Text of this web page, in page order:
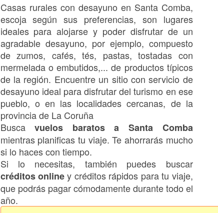
Casas rurales con desayuno en Santa Comba,
escoja según sus preferencias, son lugares
ideales para alojarse y poder disfrutar de un
agradable desayuno, por ejemplo, compuesto
de zumos, cafés, tés, pastas, tostadas con
mermelada o embutidos,... de productos típicos
de la región. Encuentre un sitio con servicio de
desayuno ideal para disfrutar del turismo en ese
pueblo, o en las localidades cercanas, de la
provincia de La Coruña
Buscavuelos baratos a Santa Comba
mientras planificas tu viaje. Te ahorrarás mucho
si lo haces con tiempo.
Si lo necesitas, también puedes buscar
créditos onliney créditos rápidos para tu viaje,
que podrás pagar cómodamente durante todo el
año.